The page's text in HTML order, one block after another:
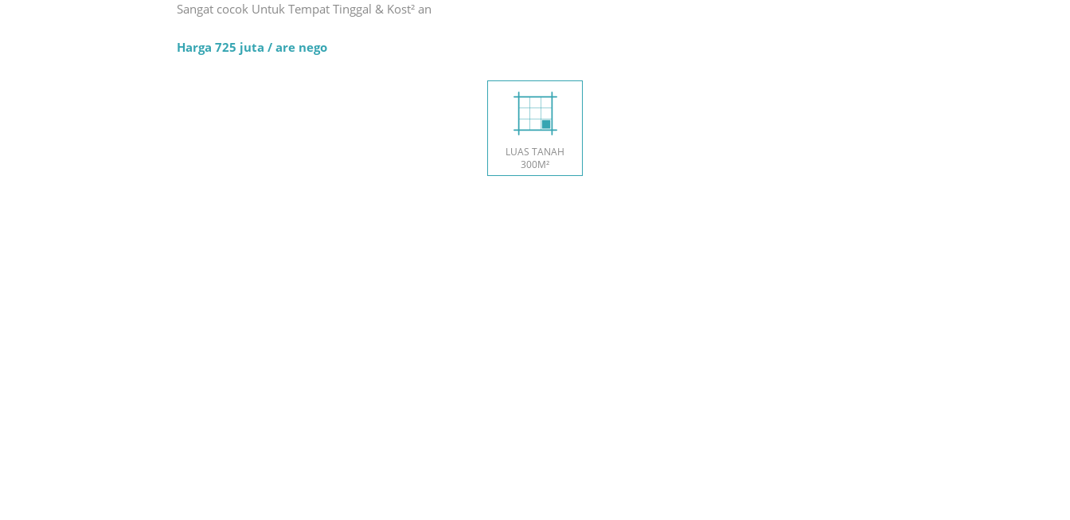
Sangat cocok Untuk Tempat Tinggal & Kost² an
Harga 725 juta / are nego
LUAS TANAH
300M²